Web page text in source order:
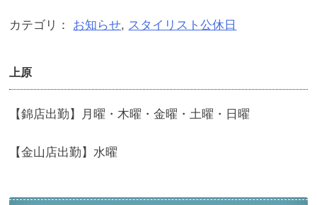
カテゴリ： お知らせ, スタイリスト公休日
上原
【錦店出勤】月曜・木曜・金曜・土曜・日曜
【金山店出勤】水曜